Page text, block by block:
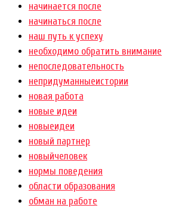
начинается после
начинаться после
наш путь к успеху
необходимо обратить внимание
непоследовательность
непридуманныеистории
новая работа
новые идеи
новыеидеи
новый партнер
новыйчеловек
нормы поведения
области образования
обман на работе